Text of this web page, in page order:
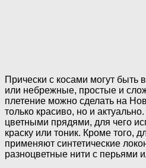
Прически с косами могут быть
или небрежные, простые и
плетение можно сделать на
только красиво, но и
цветными прядями, для чего
краску или тоник. Кроме того,
применяют синтетические
разноцветные нити с перьями